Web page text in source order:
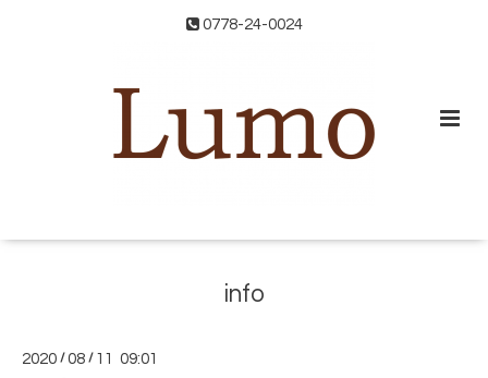
0778-24-0024
info
2020 /08 / 11 09:01